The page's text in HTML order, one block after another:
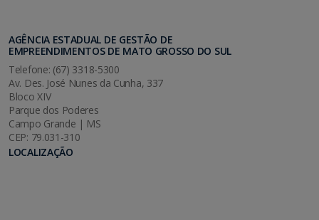
AGÊNCIA ESTADUAL DE GESTÃO DE
EMPREENDIMENTOS DE MATO GROSSO DO SUL
Telefone: (67) 3318-5300
Av. Des. José Nunes da Cunha, 337
Bloco XIV
Parque dos Poderes
Campo Grande | MS
CEP: 79.031-310
LOCALIZAÇÃO